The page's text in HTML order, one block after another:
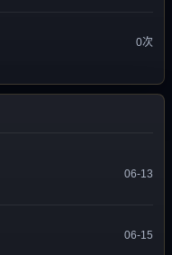
0次
06-13
06-15